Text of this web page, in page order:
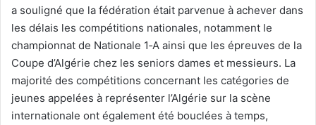
a souligné que la fédération était parvenue à achever dans
les délais les compétitions nationales, notamment le
championnat de Nationale 1‑A ainsi que les épreuves de la
Coupe d’Algérie chez les seniors dames et messieurs. La
majorité des compétitions concernant les catégories de
jeunes appelées à représenter l’Algérie sur la scène
internationale ont également été bouclées à temps,